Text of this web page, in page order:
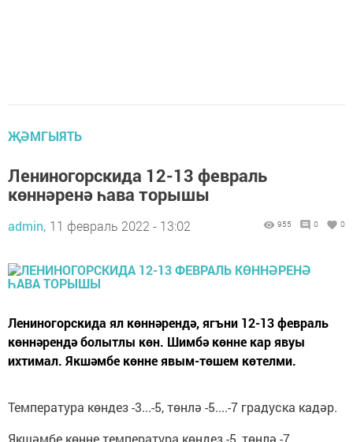
ҖӘМГЫЯТЬ
Лениногорскида 12-13 февраль
көннәренә һава торышы
admin, 11 февраль 2022 - 13:02 955 0 0
Лениногорскида ял көннәрендә, ягъни 12-13 февраль
көннәрендә болытлы көн. Шимбә көнне кар явуы
ихтимал. Якшәмбе көнне явым-төшем көтелми.
Температура көндез -3...-5, төнлә -5....-7 градуска кадәр.
Якшәмбе көнне температура көндез -5, төнлә -7